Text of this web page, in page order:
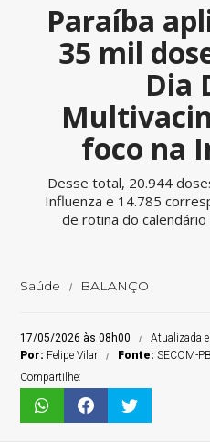
Paraíba
35 mil
Dia
foco na
Desse total, 20.944
Influenza e 14.785
de rotina do calendário
Saúde BALANÇO
17/05/2026 às 08h00
Atualizada
Por: Felipe Vilar Fonte:SECOM-PB
Compartilhe: